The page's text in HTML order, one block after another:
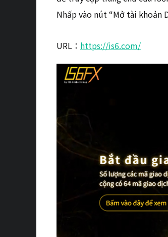
Nhấp vào nút “Mở tài khoản
URL： https://is6.com/